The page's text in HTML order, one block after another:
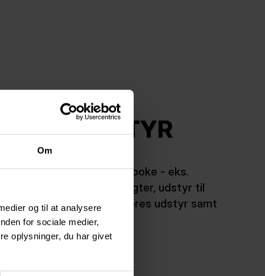
Om
og til at analysere
for sociale medier,
oplysninger, du har givet
OVER UDSTYR
som du kan booke - eks.
kanoer, lavvuer, våddragter, udstyr til
mere. Find listen over vores udstyr samt